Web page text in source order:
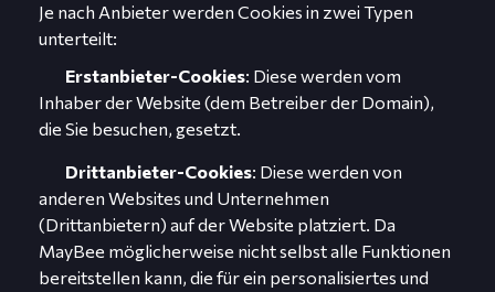
Je nach Anbieter werden Cookies in zwei Typen
unterteilt:
Erstanbieter-Cookies: Diese werden vom
Inhaber der Website (dem Betreiber der Domain),
die Sie besuchen, gesetzt.
Drittanbieter-Cookies: Diese werden von
anderen Websites und Unternehmen
(Drittanbietern) auf der Website platziert. Da
MayBee möglicherweise nicht selbst alle Funktionen
bereitstellen kann, die für ein personalisiertes und